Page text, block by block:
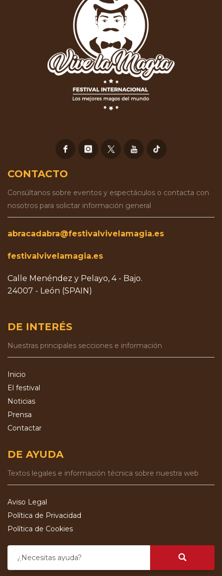
CONTACTO
Consúltanos sobre eventos y espectáculos o contacta con
nosotros para solictar información general
abracadabra@festivalvivelamagia.es
festivalvivelamagia.es
Calle Menéndez y Pelayo, 4 - Bajo.
24007 - León (SPAIN)
DE INTERÉS
Nuestras principales secciones e información
Inicio
El festival
Noticias
Prensa
Contactar
DE AYUDA
Textos legales e información técnica sobre nuestra web
Aviso Legal
Política de Privacidad
Política de Cookies
¿Necesitas ayuda?